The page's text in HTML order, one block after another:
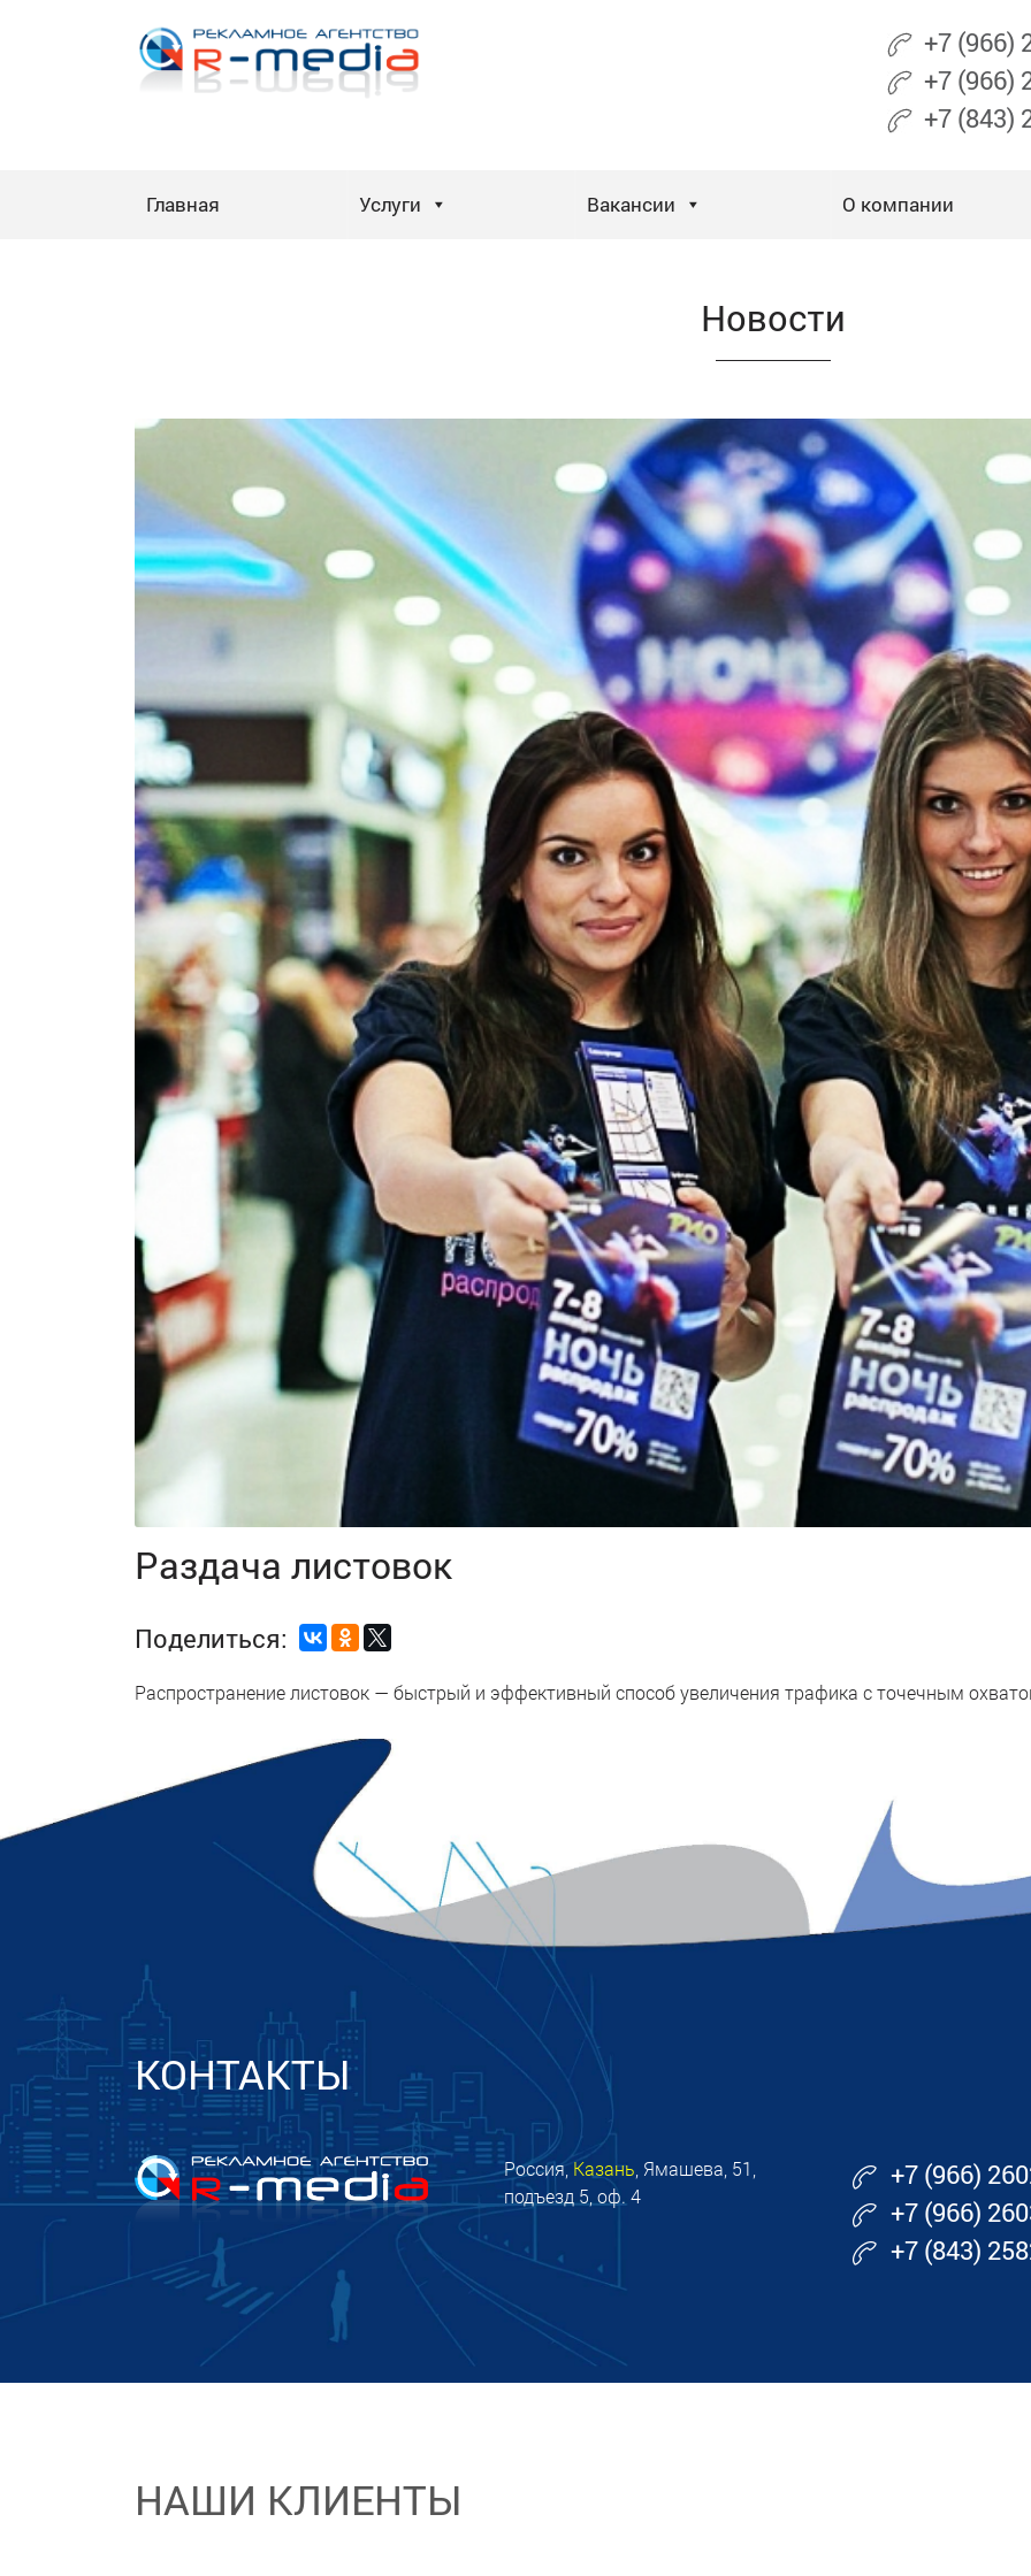
+7 (966)
+7 (966)
+7 (843)
Главная Услуги Вакансии О компании
Новости
Раздача листовок
Поделиться:
Распространение листовок — быстрый и эффективный способ увеличения трафика с точечным
КОНТАКТЫ
Россия, Казань, Ямашева, 51,
подъезд 5, оф. 4
+7 (966)
+7 (966)
+7 (843)
НАШИ КЛИЕНТЫ